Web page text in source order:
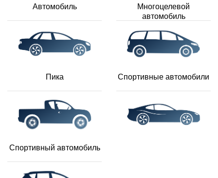
Автомобиль
Многоцелевой
автомобиль
Пика Спортивные автомобили
Спортивный автомобиль